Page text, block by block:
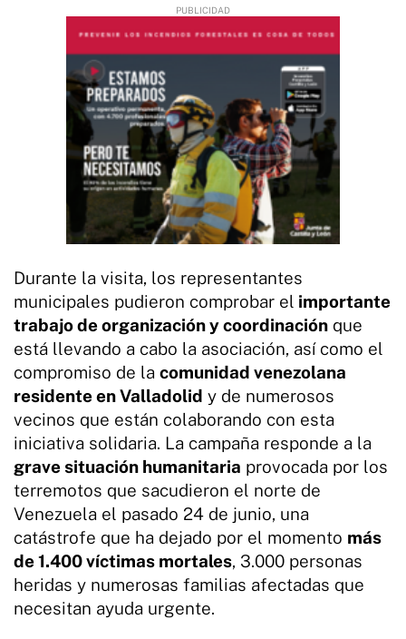
Durante la visita, los representantes
municipales pudieron comprobar el importante
trabajo de organización y coordinación que
está llevando a cabo la asociación, así como el
compromiso de la comunidad venezolana
residente en Valladolid y de numerosos
vecinos que están colaborando con esta
iniciativa solidaria. La campaña responde a la
grave situación humanitaria provocada por los
terremotos que sacudieron el norte de
Venezuela el pasado 24 de junio, una
catástrofe que ha dejado por el momento más
de 1.400 víctimas mortales, 3.000 personas
heridas y numerosas familias afectadas que
necesitan ayuda urgente.